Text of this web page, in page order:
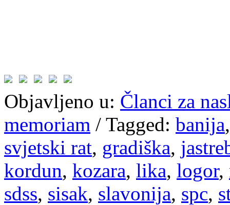
Objavljeno u: Članci za
memoriam / Tagged: banija
svjetski rat, gradiška,
kordun, kozara, lika, logor,
sdss, sisak, slavonija, spc,